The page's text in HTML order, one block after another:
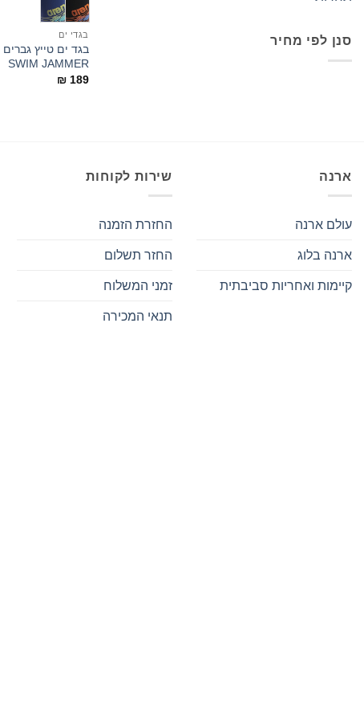
סנן לפי מחיר בגדי ים
SWIM JAMMER
₪ 189
ארנה
עולם ארנה
ארנה בלוג
קיימות ואחריות סביבתית
שירות לקוחות
החזרת הזמנה
החזר תשלום
זמני המשלוח
תנאי המכירה